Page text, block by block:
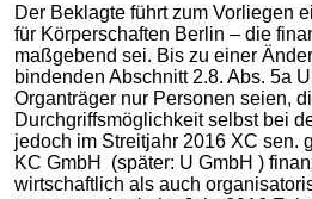
Der Beklagte führt zum Vorliegen
für Körperschaften Berlin – die
maßgebend sei. Bis zu einer
bindenden Abschnitt 2.8. Abs. 5a
Organträger nur Personen seien,
Durchgriffsmöglichkeit selbst bei
jedoch im Streitjahr 2016 XC sen.
KC GmbH (später: U GmbH )
wirtschaftlich als auch